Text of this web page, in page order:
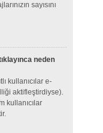
sayısını
neden
kullanıcılar e-
aktifleştirdiyse).
kullanıcılar